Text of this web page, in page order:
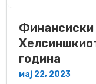
Финансиски
година
мај 22, 2023